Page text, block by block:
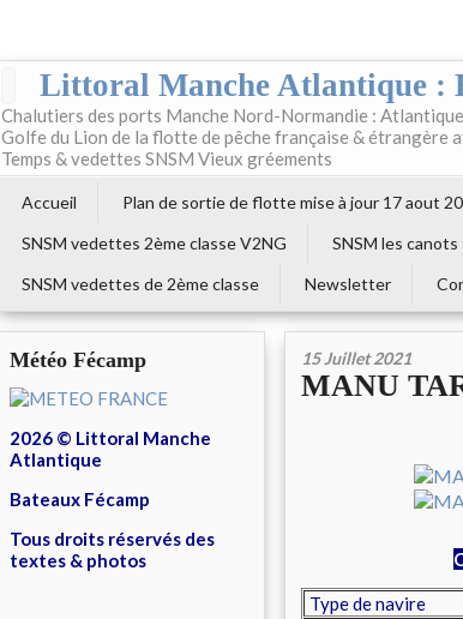
Littoral Manche Atlantique :
Chalutiers des ports Manche Nord-Normandie :
Golfe du Lion de la flotte de pêche française & étrangère
Temps & vedettes SNSM Vieux gréements
Accueil Plan de sortie de flotte mise à jour 17 aout
SNSM vedettes 2ème classe V2NG
SNSM les
SNSM vedettes de 2ème classe
Newsletter
Météo Fécamp
2026 © Littoral Manche
Atlantique
Bateaux Fécamp
Tous droits réservés des
textes & photos
15 Juillet 2021
MANU
Type de navire